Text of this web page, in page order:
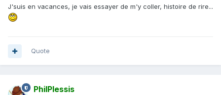
J'suis en vacances, je vais essayer de m'y coller, histoire de rire...
Quote
PhilPlessis